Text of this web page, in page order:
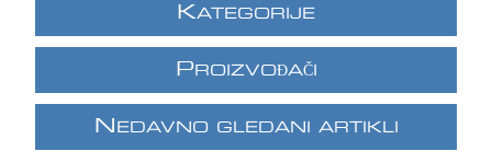
KATEGORIJE
PROIZVOĐAČI
N EDAVNO GLEDANI ARTIKLI